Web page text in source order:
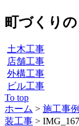
町づくりの
土木工事
店舗工事
外構工事
ビル工事
To top
ホーム > 施工事例
装工事 >